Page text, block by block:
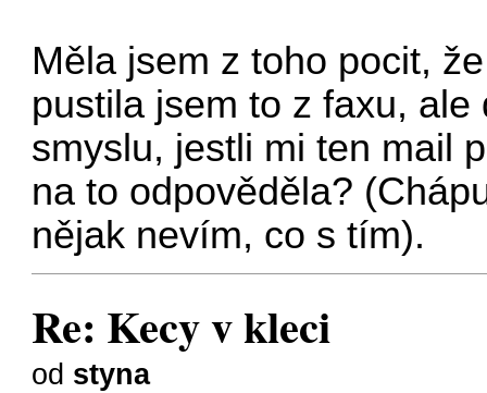
Měla jsem z toho pocit,
pustila jsem to z faxu,
smyslu, jestli mi ten mail
na to odpověděla?
nějak nevím, co s tím).
Re: Kecy v kleci
od styna